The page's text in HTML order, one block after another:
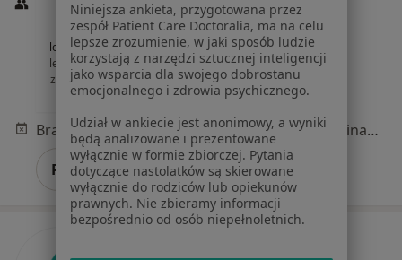
lek. Jerzy Iskrzycki
lekarz wykonujący
zabiegi medycyny
estetycznej
Brak dostępnych specjalistów z wolnymi terminami w tym centrum medycznym.
Pokaż profil
Niniejsza ankieta, przygotowana przez
zespół Patient Care Doctoralia, ma na celu
lepsze zrozumienie, w jaki sposób ludzie
korzystają z narzędzi sztucznej inteligencji
jako wsparcia dla swojego dobrostanu
emocjonalnego i zdrowia psychicznego.
Udział w ankiecie jest anonimowy, a wyniki
będą analizowane i prezentowane
wyłącznie w formie zbiorczej. Pytania
dotyczące nastolatków są skierowane
wyłącznie do rodziców lub opiekunów
prawnych. Nie zbieramy informacji
bezpośrednio od osób niepełnoletnich.